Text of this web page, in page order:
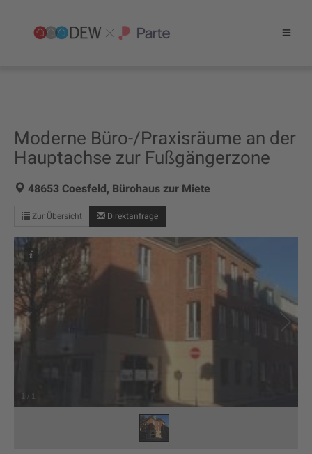
Moderne Büro-/Praxisräume an der
Hauptachse zur Fußgängerzone
48653 Coesfeld, Bürohaus zur Miete
Zur Übersicht Direktanfrage
/